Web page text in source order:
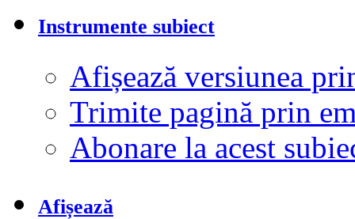
Instrumente subiect
Afișează versiunea
Trimite pagină prin
Abonare la acest
Afișează